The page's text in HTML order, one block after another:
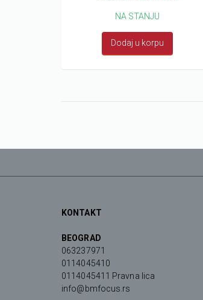
NA STANJU
Dodaj u korpu
KONTAKT
BEOGRAD
063237971
0114045410
0114045411 Pravna lica
info@bmfocus.rs